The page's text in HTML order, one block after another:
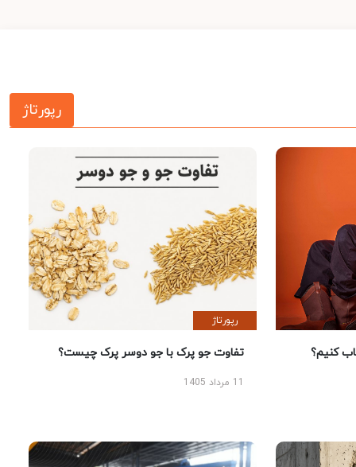
رپورتاژ
کنیم؟
رپورتاژ
تفاوت جو پرک با جو دوسر پرک چیست؟